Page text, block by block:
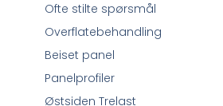
Ofte stilte spørsmål
Overflatebehandling
Beiset panel
Panelprofiler
Østsiden Trelast